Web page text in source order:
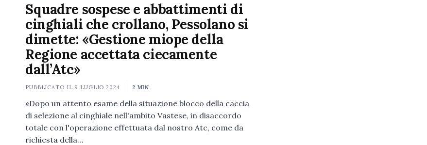
Squadre sospese e abbattimenti di
cinghiali che crollano, Pessolano si
dimette: «Gestione miope della
Regione accettata ciecamente
dall’Atc»
PUBBLICATO IL 9 LUGLIO 2024 2 MIN
«Dopo un attento esame della situazione blocco della caccia
di selezione al cinghiale nell'ambito Vastese, in disaccordo
totale con l'operazione effettuata dal nostro Atc, come da
richiesta della…